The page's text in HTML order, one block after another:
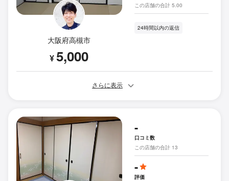
大阪府高槻市
¥5,000
この店舗の合計 5.00
24時間以内の返信
さらに表示
-
口コミ数
この店舗の合計 13
-
評価